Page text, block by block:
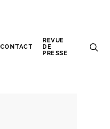
CONTACT
REVUE
DE
PRESSE